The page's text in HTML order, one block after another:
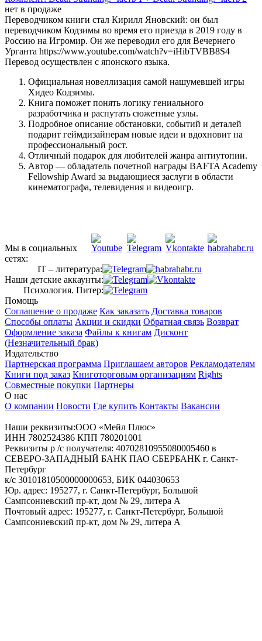
нет в продаже
Переводчиком книги стал Кирилл Яновский: он был
переводчиком Кодзимы во время его приезда в 2019 году в
Россию на Игромир. Он же переводил его для Вечернего
Урганта https://www.youtube.com/watch?v=iHibTVBB8S4
Перевод осуществлен с японского языка.
Официальная новеллизация самой нашумевшей игры
Хидео Кодзимы.
Книга поможет понять логику гениального
разработчика и распутать сюжетные узлы.
Подробное описание обстановки, событий и деталей
подарит геймдизайнерам новые идеи и вдохновит на
профессиональный рост.
Отличный подарок для любителей жанра антиутопии.
Автор — обладатель почетной награды BAFTA Academy
Fellowship Award за выдающиеся заслуги в области
кинематографа, телевидения и видеоигр.
Мы в социальных
сетях:
IT – литература:
Наши детские аккаунты:
Психология. Питер:
Помощь
Соглашение о продаже Как заказать Доставка товаров
Способы оплаты Акции и скидки Обратная связь Возврат
Оформление заказа Файлы к книгам Дисконт
(Незначительный брак)
Издательство
Партнерская программа Приглашаем авторов Рекламодателям
Книги под заказ Книготорговым организациям Rights
Совместные покупки Партнеры
О нас
О компании Новости Где купить Контакты Вакансии
Наши реквизиты:ООО «Мейл Плюс»
ИНН 7802524386 КПП 780201001
Реквизиты р /с получателя: 40702810955080005460 в
СЕВЕРО-ЗАПАДНЫЙ БАНК ПАО СБЕРБАНК г. Санкт-
Петербург
к/с 30101810500000000653, БИК 044030653
Юр. адрес: 195277, г. Санкт-Петербург, Большой
Сампсониевский пр-кт, дом № 29, литера А
Почтовый адрес: 195277, г. Санкт-Петербург, Большой
Сампсониевский пр-кт, дом № 29, литера А